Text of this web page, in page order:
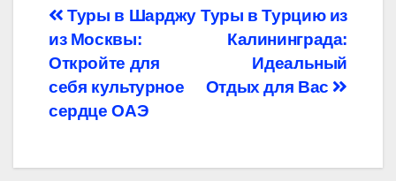
Навигация
по
записям
Туры в Турцию из
Калининграда:
Идеальный
Отдых для Вас
Туры в Шарджу
из Москвы:
Откройте для
себя культурное
сердце ОАЭ